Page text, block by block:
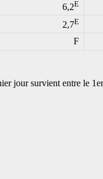
6,2E
2,7E
F
jour survient entre le